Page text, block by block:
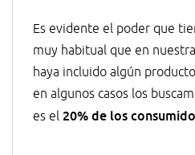
Es evidente el poder que
muy habitual que en
haya incluido algún
en algunos casos los
es el 20% de los